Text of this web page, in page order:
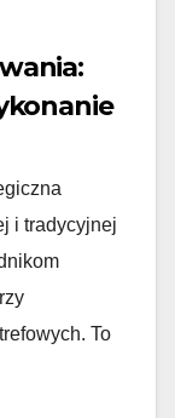
i tradycyjnej
To